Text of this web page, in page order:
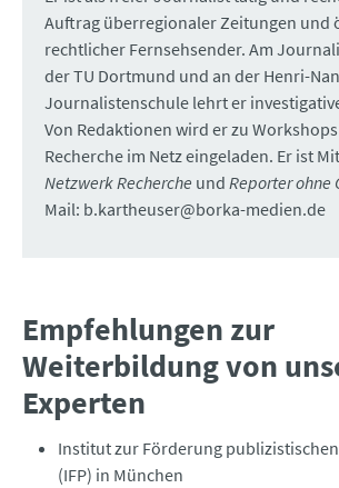
Auftrag überregionaler Zeitungen und
rechtlicher Fernsehsender. Am
der TU Dortmund und an der Henri-
Journalistenschule lehrt er
Von Redaktionen wird er zu
Recherche im Netz eingeladen. Er ist
Netzwerk Recherche und Reporter ohne
Mail: b.kartheuser@borka-medien.de
Empfehlungen zur
Weiterbildung von
Experten
Institut zur Förderung publizistischen
(IFP) in München